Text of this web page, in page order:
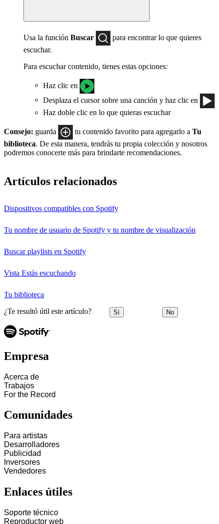
Usa la función Buscar
para encontrar lo que quieres
escuchar.
Para escuchar contenido, tienes estas opciones:
Haz clic en
Desplaza el cursor sobre una canción y haz clic en
Haz doble clic en lo que quieras escuchar
Consejo: guarda tu contenido favorito para agregarlo a Tu
biblioteca. De esta manera, tendrás tu propia colección y nosotros
podremos conocerte más para brindarte recomendaciones.
Artículos relacionados
Dispositivos compatibles con Spotify
Tu nombre de usuario de Spotify y tu nombre de visualización
Buscar playlists en Spotify
Vista Estás escuchando
Tu biblioteca
¿Te resultó útil este artículo? Sí No
Empresa
Acerca de
Trabajos
For the Record
Comunidades
Para artistas
Desarrolladores
Publicidad
Inversores
Vendedores
Enlaces útiles
Soporte técnico
Reproductor web